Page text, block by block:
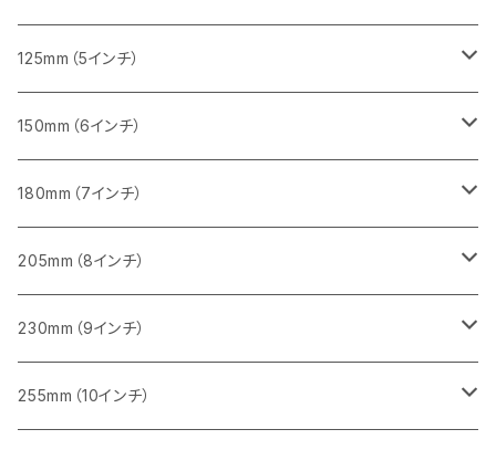
セグメント（一般道路カッター用
セグメント（一般道路カッター用
セグメント（特殊凸凹加工チップ）
セグメント
セグメント（特殊凸凹加工チップ）
405mm（16インチ）
セグメントタイプ
砥石（補強綱入り）
一般道路カッター用
305ｍｍ（12インチ）
一般道路カッター用
355ｍｍ（14インチ）
一般道路カッター用
405mm（16インチ）
一般道路カッター用
455ｍｍ（18インチ）
一般道路カッター用
タイル切断用
みかげ石（御影石）切断用
コンクリート切断用
ブロック切断用
レンガ切断用
インターロッキング切断用
125mm（5インチ）
タイル切断用
みかげ石（御影石）切断用
コンクリート切断用
ブロック切断用
レンガ切断用
150mm（6インチ）
みかげ石（御影石）切断用
コンクリート切断用
ブロック切断用
レンガ切断用
180mm（7インチ）
みかげ石（御影石）切断用
コンクリート切断用
ブロック切断用
205mm（8インチ）
みかげ石（御影石）切断用
コンクリート切断用
230mm（9インチ）
みかげ石（御影石）切断用
255mm（10インチ）